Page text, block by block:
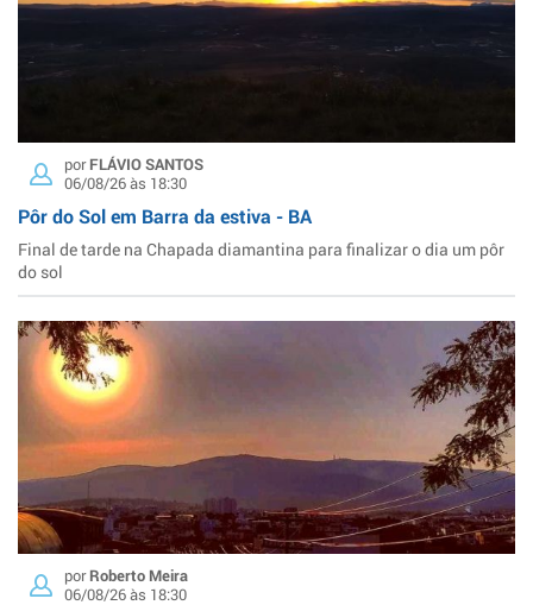
porFLÁVIO SANTOS
06/08/26 às 18:30
Pôr do Sol em Barra da estiva - BA
Final de tarde na Chapada diamantina para finalizar o dia um pôr
do sol
porRoberto Meira
06/08/26 às 18:30